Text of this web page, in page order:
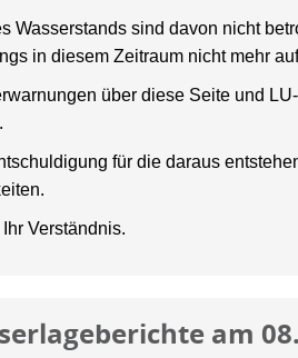
Wasserstands sind davon nicht
in diesem Zeitraum nicht mehr
über diese Seite und
für die daraus
Verständnis.
am